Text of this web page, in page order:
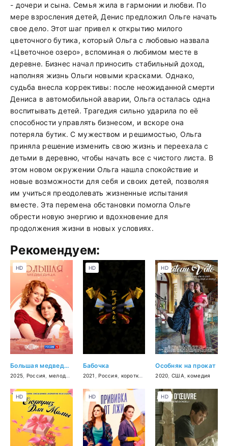
- дочери и сына. Семья жила в гармонии и любви. По
мере взросления детей, Денис предложил Ольге начать
свое дело. Этот шаг привел к открытию милого
цветочного бутика, который Ольга с любовью назвала
«Цветочное озеро», вспоминая о любимом месте в
деревне. Бизнес начал приносить стабильный доход,
наполняя жизнь Ольги новыми красками. Однако,
судьба внесла коррективы: после неожиданной смерти
Дениса в автомобильной аварии, Ольга осталась одна
воспитывать детей. Трагедия сильно ударила по её
способности управлять бизнесом, и вскоре она
потеряла бутик. С мужеством и решимостью, Ольга
приняла решение изменить свою жизнь и переехала с
детьми в деревню, чтобы начать все с чистого листа. В
этом новом окружении Ольга нашла спокойствие и
новые возможности для себя и своих детей, позволяя
им учиться преодолевать жизненные испытания
вместе. Эта перемена обстановки помогла Ольге
обрести новую энергию и вдохновение для
продолжения жизни в новых условиях.
Рекомендуем:
Большая медведица
2025 Россия мелодрама
HD
Бабочка
2021 ,Россия короткометражка ,комедия,драма
HD
Особняк на прокат
2020 США ,комедия
HD
HD HD HD